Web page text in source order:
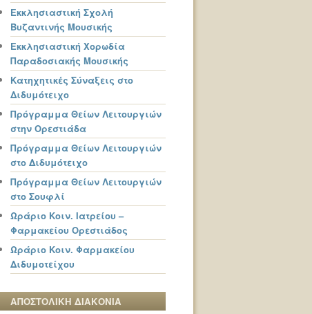
Εκκλησιαστική Σχολή
Βυζαντινής Μουσικής
Εκκλησιαστική Χορωδία
Παραδοσιακής Μουσικής
Κατηχητικές Σύναξεις στο
Διδυμότειχο
Πρόγραμμα Θείων Λειτουργιών
στην Ορεστιάδα
Πρόγραμμα Θείων Λειτουργιών
στο Διδυμότειχο
Πρόγραμμα Θείων Λειτουργιών
στο Σουφλί
Ωράριο Κοιν. Ιατρείου –
Φαρμακείου Ορεστιάδος
Ωράριο Κοιν. Φαρμακείου
Διδυμοτείχου
ΑΠΟΣΤΟΛΙΚΗ ΔΙΑΚΟΝΙΑ